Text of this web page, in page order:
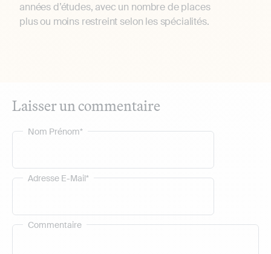
années d’études, avec un nombre de places
plus ou moins restreint selon les spécialités.
Laisser un commentaire
Commentaire
Nom Prénom*
Adresse E-Mail*